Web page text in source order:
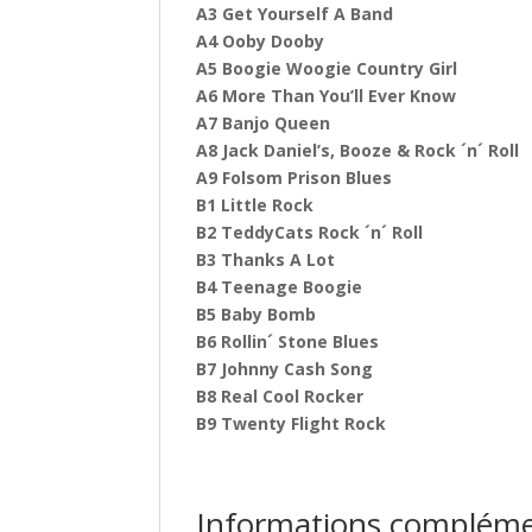
A3 Get Yourself A Band
A4 Ooby Dooby
A5 Boogie Woogie Country Girl
A6 More Than You’ll Ever Know
A7 Banjo Queen
A8 Jack Daniel’s, Booze & Rock ´n´ Roll
A9 Folsom Prison Blues
B1 Little Rock
B2 TeddyCats Rock ´n´ Roll
B3 Thanks A Lot
B4 Teenage Boogie
B5 Baby Bomb
B6 Rollin´ Stone Blues
B7 Johnny Cash Song
B8 Real Cool Rocker
B9 Twenty Flight Rock